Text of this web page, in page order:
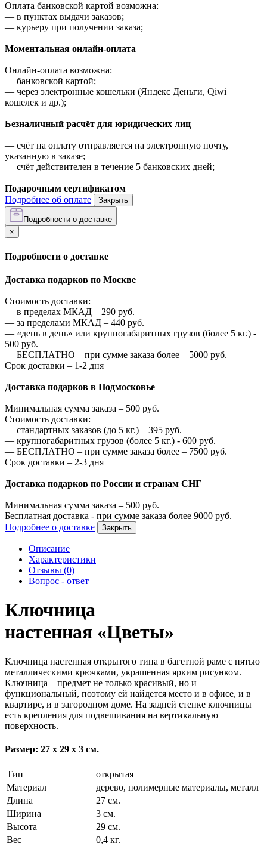
Оплата банковской картой возможна:
— в пунктах выдачи заказов;
— курьеру при получении заказа;
Моментальная онлайн-оплата
Онлайн-оплата возможна:
— банковской картой;
— через электронные кошельки (Яндекс Деньги, Qiwi
кошелек и др.);
Безналичный расчёт для юридических лиц
— счёт на оплату отправляется на электронную почту,
указанную в заказе;
— счёт действителен в течение 5 банковских дней;
Подарочным сертификатом
Подробнее об оплате
Закрыть
Подробности о доставке
×
Подробности о доставке
Доставка подарков по Москве
Стоимость доставки:
— в пределах МКАД – 290 руб.
— за пределами МКАД – 440 руб.
— «день в день» или крупногабаритных грузов (более 5 кг.) -
500 руб.
— БЕСПЛАТНО – при сумме заказа более – 5000 руб.
Срок доставки – 1-2 дня
Доставка подарков в Подмосковье
Минимальная сумма заказа – 500 руб.
Стоимость доставки:
— стандартных заказов (до 5 кг.) – 395 руб.
— крупногабаритных грузов (более 5 кг.) - 600 руб.
— БЕСПЛАТНО – при сумме заказа более – 7500 руб.
Срок доставки – 2-3 дня
Доставка подарков по России и странам СНГ
Минимальная сумма заказа – 500 руб.
Бесплатная доставка - при сумме заказа более 9000 руб.
Подробнее о доставке
Закрыть
Описание
Характеристики
Отзывы (0)
Вопрос - ответ
Ключница
настенная «Цветы»
Ключница настенная открытого типа в багетной раме с пятью
металлическими крючками, украшенная ярким рисунком.
Ключница – предмет не только красивый, но и
функциональный, поэтому ей найдется место и в офисе, и в
квартире, и в загородном доме. На задней стенке ключницы
есть крепления для подвешивания на вертикальную
поверхность.
Размер: 27 х 29 х 3 см.
Тип
открытая
Материал
дерево, полимерные материалы, металл
Длина
27 см.
Ширина
3 см.
Высота
29 см.
Вес
0,4 кг.